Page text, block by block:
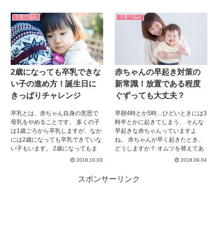
るような気のするイヤイヤにもち
ゃんと理由があるんです。 そこ
で、今回は3歳児のイヤイヤの癇癪
について、 起こすわけと対処法に
ついてご紹介していきます！ 最後
までじっくり読んで、今日から癇
癪への対応に役立ててください
ね。
実は大きく違ったのです。 母乳が
恋しくなり泣きわめく姿に、胸が
苦しくなりました。 やっぱり断乳
やめようかな、なんて気持ちが揺
らぐことも何度もありました！ 断
乳は、赤ちゃんにとって精神安定
剤のような役割を持っています。
いつもそばにあったおっぱいがめ
ないことは、赤ちゃんにとってと
ても辛いことなのです。 できるこ
さんが自分から卒業できる年齢ま
で授乳してあげたい。 しかし、職
場復帰が迫っていたり、次のお子
さんを妊娠したりと、おっぱいを
卒業しなくてはならないときが必
ず来ます。 断乳後の寝かしつけ
大変です！ 私も、ありとあらゆる
子育て悩み
2歳になっても卒乳できな
い子の進め方！誕生日に
きっぱりチャレンジ
卒乳とは、赤ちゃん自身の意思で
母乳をやめることです。 多くの子
は1歳ごろから卒乳しますが、なか
には2歳になっても卒乳できていな
い子もいます。 2歳になってもま
だ卒乳できていなくて、何か事あ
ますよね。 そこで今回は2歳の子
の卒乳についてご紹介していきま
2018.10.03
子育て悩み
赤ちゃんの早起き対策の
新常識！放置である程度
ぐずっても大丈夫？
早朝4時とか5時…ひどいときには3
時半とかに起きてしまう、 そんな
早起きな赤ちゃんっていますよ
ね。 赤ちゃんが早く起きたとき、
どうしますか？ オムツを替えてあ
げたり、抱っこしたり授乳した
んを、 寝かそうとするのではない
でしょうか。 ぐずってる赤ちゃん
2018.09.04
スポンサーリンク